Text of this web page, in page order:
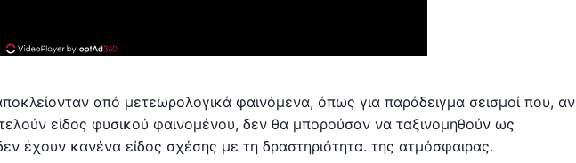
από μετεωρολογικά φαινόμενα, όπως για παράδειγμα σεισμοί που, αν
είδος φυσικού φαινομένου, δεν θα μπορούσαν να ταξινομηθούν ως
έχουν κανένα είδος σχέσης με τη δραστηριότητα. της ατμόσφαιρας.